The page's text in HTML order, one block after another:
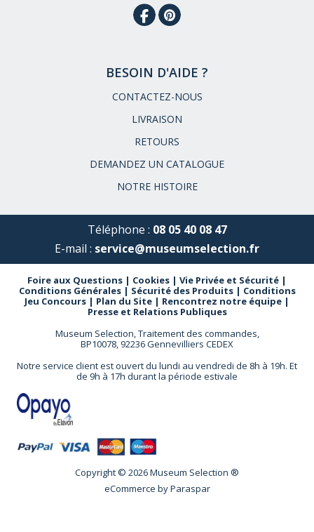
BESOIN D'AIDE ?
CONTACTEZ-NOUS
LIVRAISON
RETOURS
DEMANDEZ UN CATALOGUE
NOTRE HISTOIRE
Téléphone : 08 05 40 08 47
E-mail : service@museumselection.fr
Foire aux Questions | Cookies | Vie Privée et Sécurité |
Conditions Générales| Sécurité des Produits| Conditions
Jeu Concours | Plan du Site | Rencontrez notre équipe |
Presse et Relations Publiques
Museum Selection, Traitement des commandes,
BP10078, 92236 Gennevilliers CEDEX
Notre service client est ouvert du lundi au vendredi de 8h à 19h. Et
de 9h à 17h durant la période estivale
Copyright © 2026 Museum Selection ®
eCommerce byParaspar